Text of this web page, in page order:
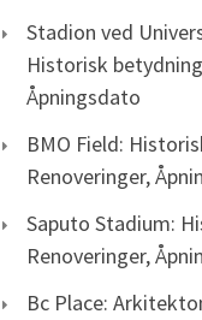
Stadion ved
Historisk
Åpningsdato
BMO Field:
Renoveringer,
Saputo Stadium:
Renoveringer,
Bc Place: